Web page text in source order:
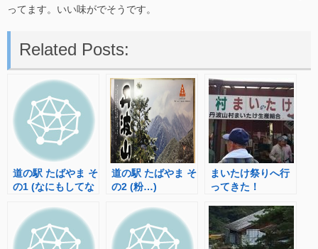
ってます。いい味がでそうです。
Related Posts:
道の駅 たばやま そ
の1 (なにもしてな
道の駅 たばやま そ
の2 (粉…)
まいたけ祭りへ行
ってきた！